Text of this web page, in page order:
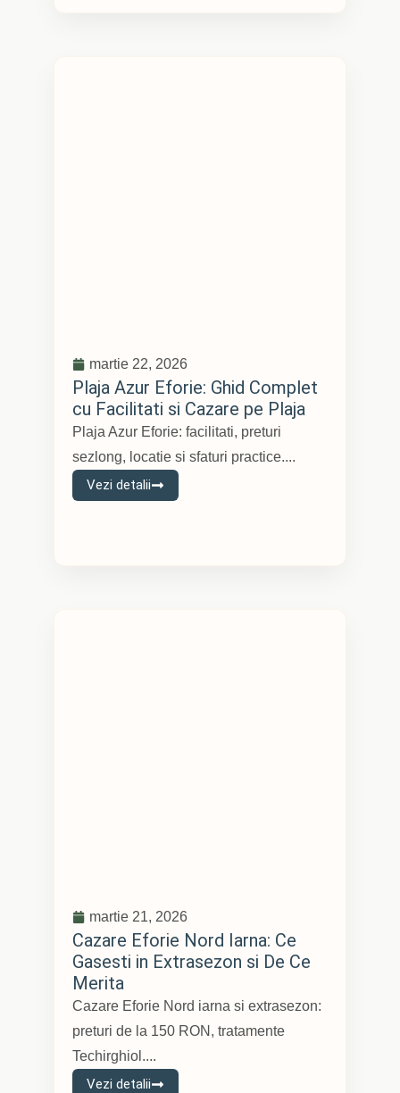
martie 22, 2026
Plaja Azur Eforie: Ghid Complet
cu Facilitati si Cazare pe Plaja
Plaja Azur Eforie: facilitati, preturi
sezlong, locatie si sfaturi practice....
Vezi detalii
martie 21, 2026
Cazare Eforie Nord Iarna: Ce
Gasesti in Extrasezon si De Ce
Merita
Cazare Eforie Nord iarna si extrasezon:
preturi de la 150 RON, tratamente
Techirghiol....
Vezi detalii